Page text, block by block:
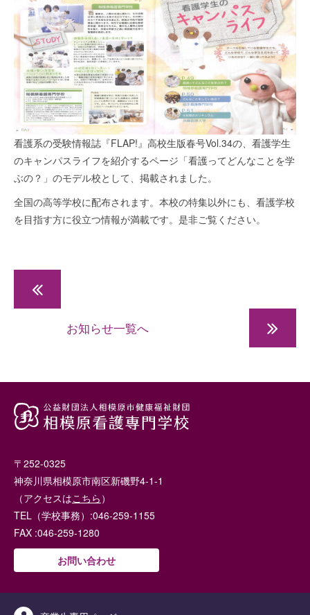
看護系の受験情報誌『FLAP!』高校生版春号Vol.34の、看護学生
のキャンパスライフを紹介するページ「看護ってどんなことを学
ぶの？」のモデル校として、掲載されました。
全国の高等学校に配布されます。本校の特集以外にも、看護学校
を目指す方に役立つ情報が満載です。是非ご覧ください。
お知らせ一覧へ 平成30（
〒252-0325
神奈川県相模原市南区新磯野4-1-1
（アクセスはこちら ）
TEL（学校事務）:046-259-1155
FAX :046-259-1280
お問い合わせ